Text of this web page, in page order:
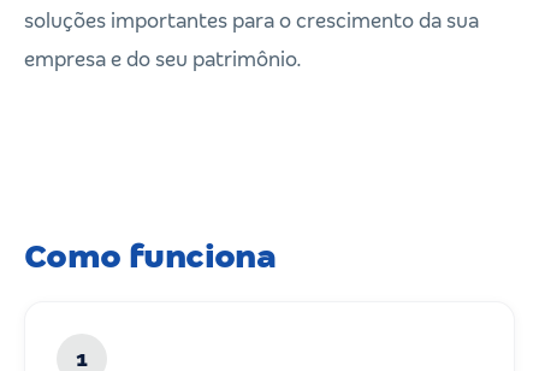
soluções importantes para o crescimento da sua
empresa e do seu patrimônio.
Como funciona
1